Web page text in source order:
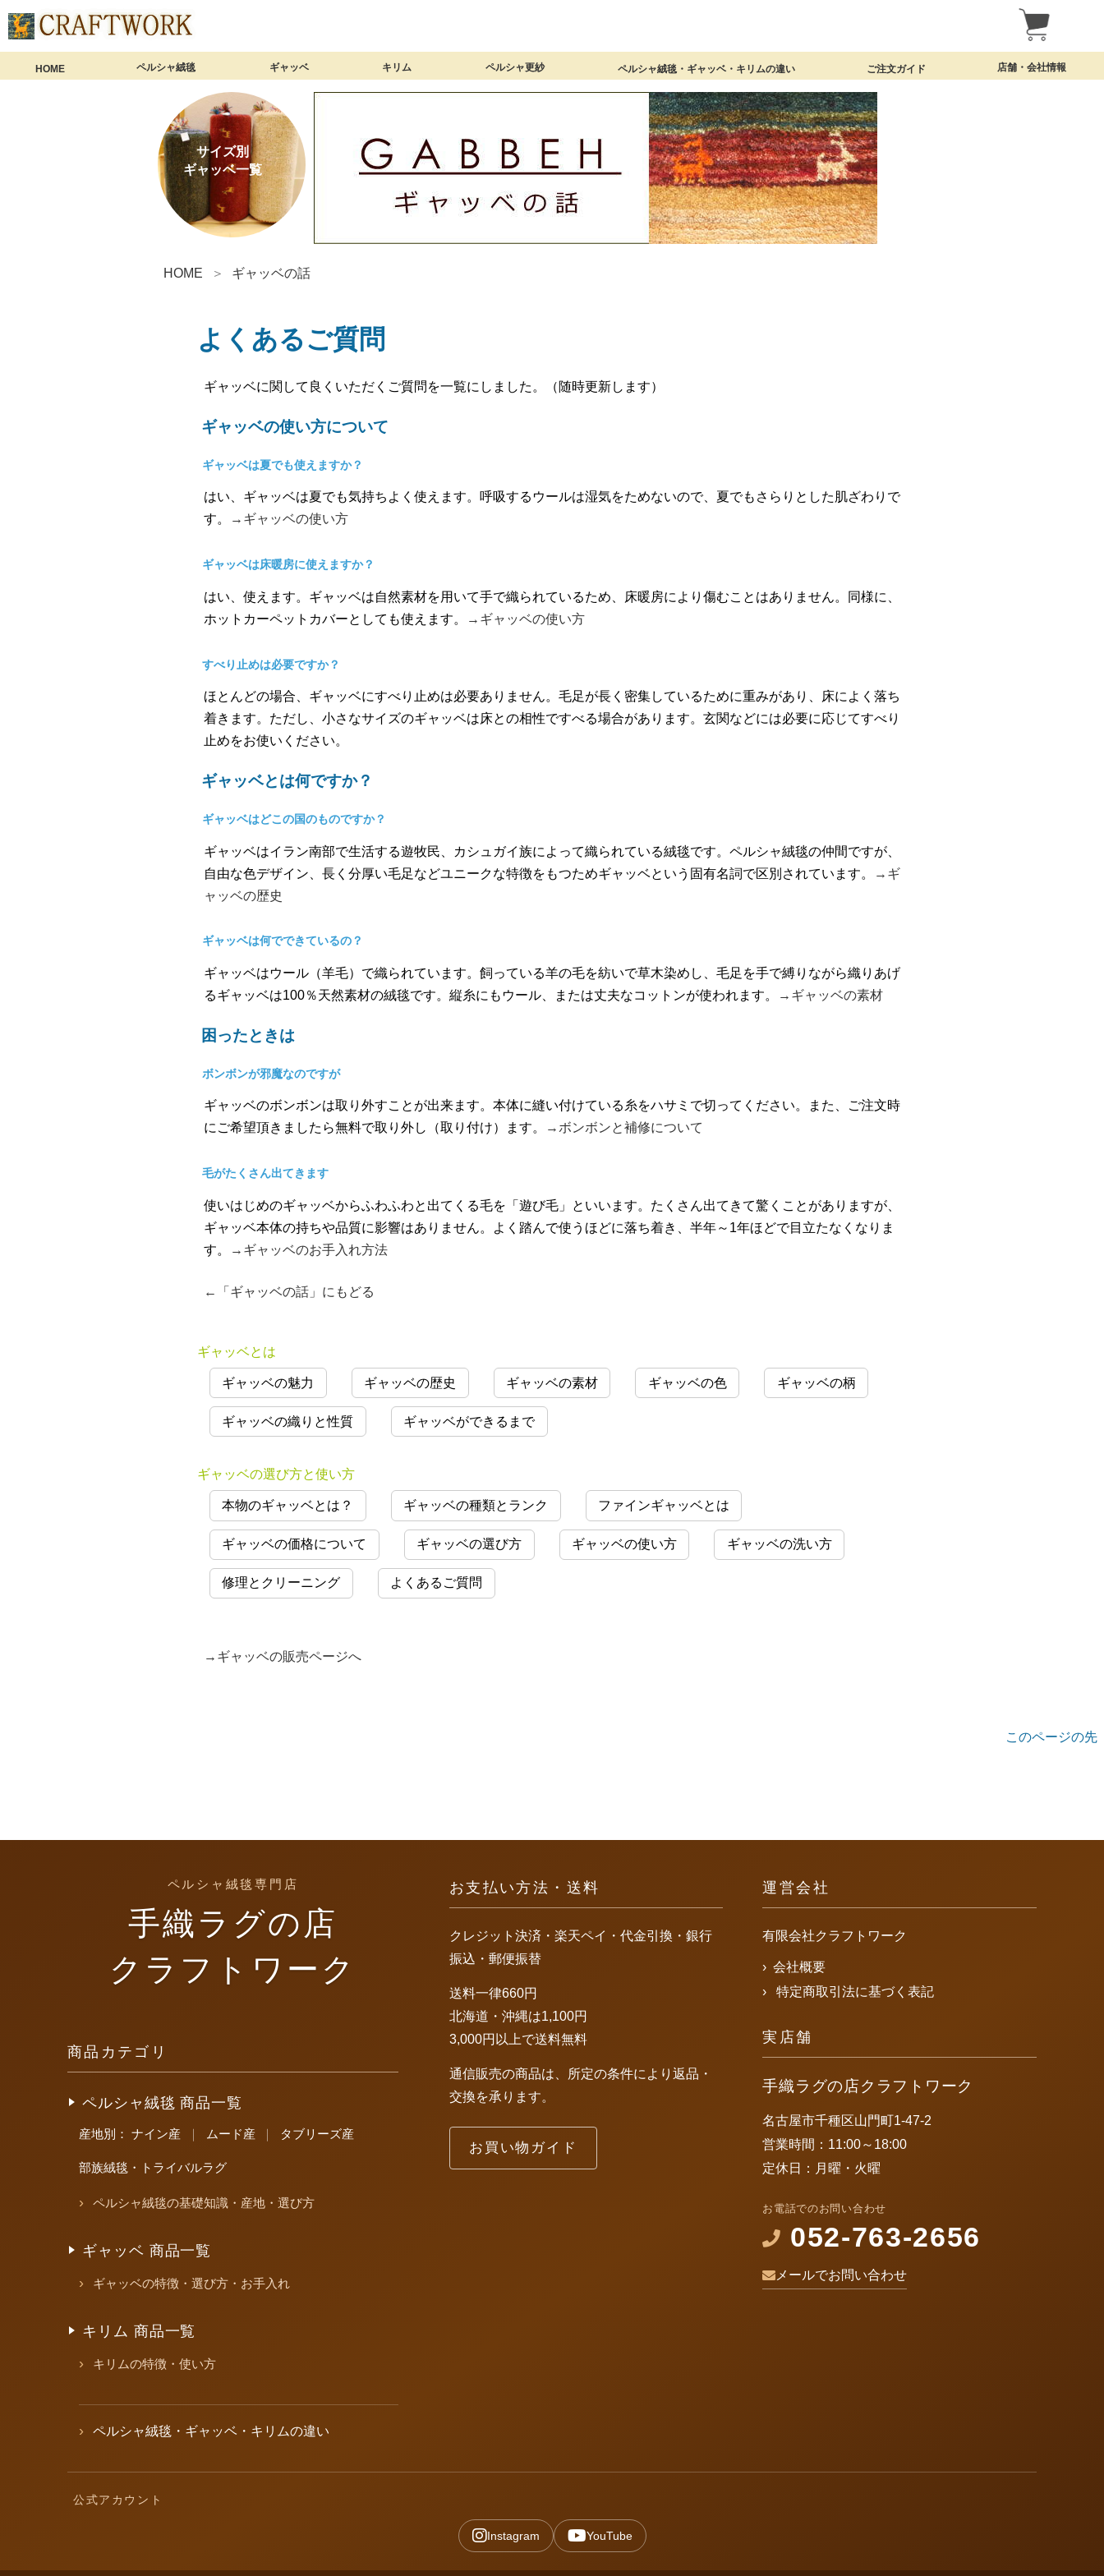
HOME ペルシャ絨毯
ペルシャ絨毯 商品一覧
ミニサイズ（60×40cm）
玄関マット（90×60cm）
アクセントラグ（120×80cm）
1畳サイズ（150×100cm）
1畳半サイズ（180×120cm）
リビングサイズ（200×150cm）
大判サイズ（240×170cm以上）
ロングサイズ（細長サイズ）
ペルシャ絨毯【総合ガイド】
ギャッベ キリム ペルシャ更紗 ペルシャ絨毯・ギャッベ・キリムの違い ご注文ガイド 店舗・会社情報
サイズ別
ギャッベ一覧
HOME ギャッベの話
よくあるご質問
ギャッベに関して良くいただくご質問を一覧にしました。（随時更新します）
ギャッベの使い方について
ギャッベは夏でも使えますか？
はい、ギャッベは夏でも気持ちよく使えます。呼吸するウールは湿気をためないので、夏でもさらりとした肌ざわりで
す。
→ギャッベの使い方
ギャッベは床暖房に使えますか？
はい、使えます。ギャッベは自然素材を用いて手で織られているため、床暖房により傷むことはありません。同様に、
ホットカーペットカバーとしても使えます。
→ギャッベの使い方
すべり止めは必要ですか？
ほとんどの場合、ギャッベにすべり止めは必要ありません。毛足が長く密集しているために重みがあり、床によく落ち
着きます。ただし、小さなサイズのギャッベは床との相性ですべる場合があります。玄関などには必要に応じてすべり
止めをお使いください。
ギャッベとは何ですか？
ギャッベはどこの国のものですか？
ギャッベはイラン南部で生活する遊牧民、カシュガイ族によって織られている絨毯です。ペルシャ絨毯の仲間ですが、
自由な色デザイン、長く分厚い毛足などユニークな特徴をもつためギャッベという固有名詞で区別されています。
→ギ
ャッベの歴史
ギャッベは何でできているの？
ギャッベはウール（羊毛）で織られています。飼っている羊の毛を紡いで草木染めし、毛足を手で縛りながら織りあげ
るギャッベは100％天然素材の絨毯です。縦糸にもウール、または丈夫なコットンが使われます。
→ギャッベの素材
困ったときは
ボンボンが邪魔なのですが
ギャッベのボンボンは取り外すことが出来ます。本体に縫い付けている糸をハサミで切ってください。また、ご注文時
にご希望頂きましたら無料で取り外し（取り付け）ます。
→ボンボンと補修について
毛がたくさん出てきます
使いはじめのギャッベからふわふわと出てくる毛を「遊び毛」といいます。たくさん出てきて驚くことがありますが、
ギャッベ本体の持ちや品質に影響はありません。よく踏んで使うほどに落ち着き、半年～1年ほどで目立たなくなりま
す。
→ギャッベのお手入れ方法
←「ギャッベの話」にもどる
ギャッベとは
ギャッベの魅力 ギャッベの歴史 ギャッベの素材 ギャッベの色 ギャッベの柄
ギャッベの織りと性質 ギャッベができるまで
ギャッベの選び方と使い方
本物のギャッベとは？ ギャッベの種類とランク ファインギャッベとは
ギャッベの価格について ギャッベの選び方 ギャッベの使い方 ギャッベの洗い方
修理とクリーニング よくあるご質問
→ギャッベの販売ページへ
このページの先
ペルシャ絨毯専門店
手織ラグの店
クラフトワーク
商品カテゴリ
ペルシャ絨毯 商品一覧
産地別： ナイン産 ｜ ムード産 ｜ タブリーズ産
部族絨毯・トライバルラグ
ペルシャ絨毯の基礎知識・産地・選び方
ギャッベ 商品一覧
ギャッベの特徴・選び方・お手入れ
キリム 商品一覧
キリムの特徴・使い方
ペルシャ絨毯・ギャッベ・キリムの違い
お支払い方法・送料
クレジット決済・楽天ペイ・代金引換・銀行
振込・郵便振替
送料一律660円
北海道・沖縄は1,100円
3,000円以上で送料無料
通信販売の商品は、所定の条件により返品・
交換を承ります。
お買い物ガイド
運営会社
有限会社クラフトワーク
会社概要
特定商取引法に基づく表記
実店舗
手織ラグの店クラフトワーク
名古屋市千種区山門町1-47-2
営業時間：11:00～18:00
定休日：月曜・火曜
お電話でのお問い合わせ
052-763-2656
メールでお問い合わせ
公式アカウント
Instagram YouTube